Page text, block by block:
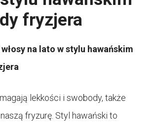
fryzjera
na lato w stylu hawańskim
lekkości i swobody, także
fryzurę. Styl hawański to